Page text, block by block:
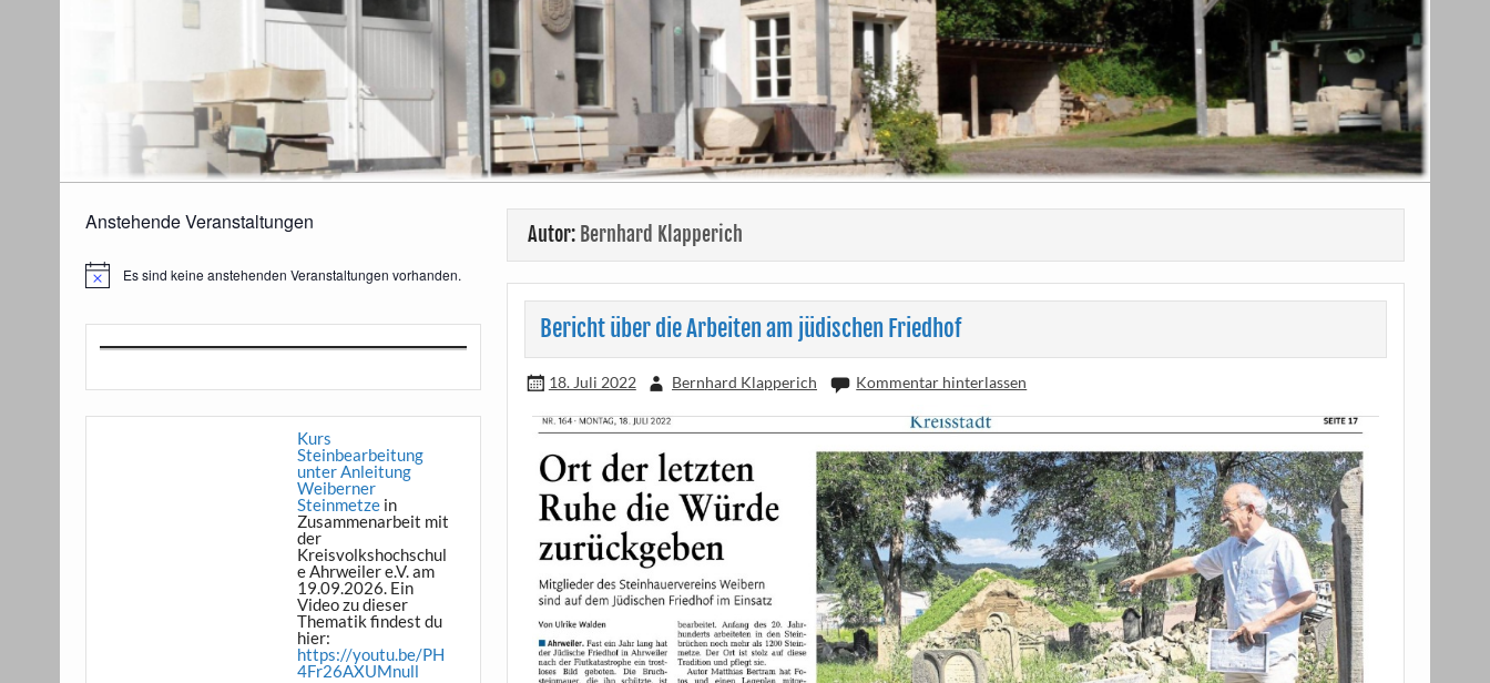
Autor: Bernhard Klapperich
Bericht über die Arbeiten am jüdischen Friedhof
18. Juli 2022 Bernhard Klapperich Kommentar hinterlassen
Anstehende Veranstaltungen
HinweisEs sind keine anstehenden Veranstaltungen vorhanden.
Kurs
Steinbearbeitung
unter Anleitung
Weiberner
Steinmetze in
Zusammenarbeit mit
der
Kreisvolkshochschul
e Ahrweiler e.V. am
19.09.2026. Ein
Video zu dieser
Thematik findest du
hier:
https://youtu.be/PH
4Fr26AXUMnull